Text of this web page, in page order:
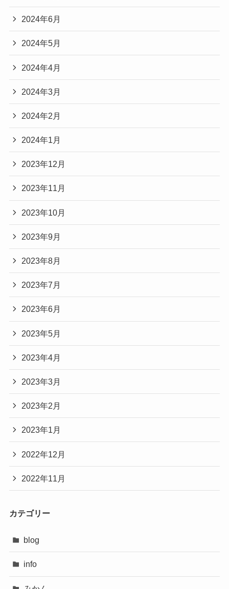
2024年6月
2024年5月
2024年4月
2024年3月
2024年2月
2024年1月
2023年12月
2023年11月
2023年10月
2023年9月
2023年8月
2023年7月
2023年6月
2023年5月
2023年4月
2023年3月
2023年2月
2023年1月
2022年12月
2022年11月
カテゴリー
blog
info